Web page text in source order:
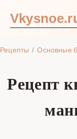
Рецепты Основные
Рецепт